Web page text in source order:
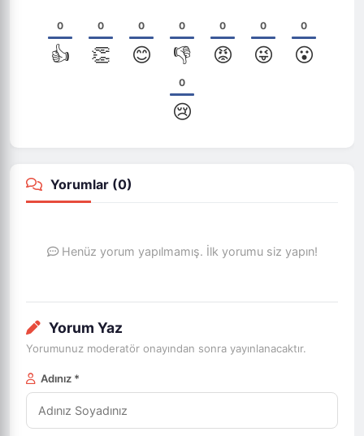
0
👍
0
👏
0
😊
0
👎
0
😡
0
😜
0
😮
0
😢
Yorumlar (0)
Henüz yorum yapılmamış. İlk yorumu siz yapın!
Yorum Yaz
Yorumunuz moderatör onayından sonra yayınlanacaktır.
Adınız *